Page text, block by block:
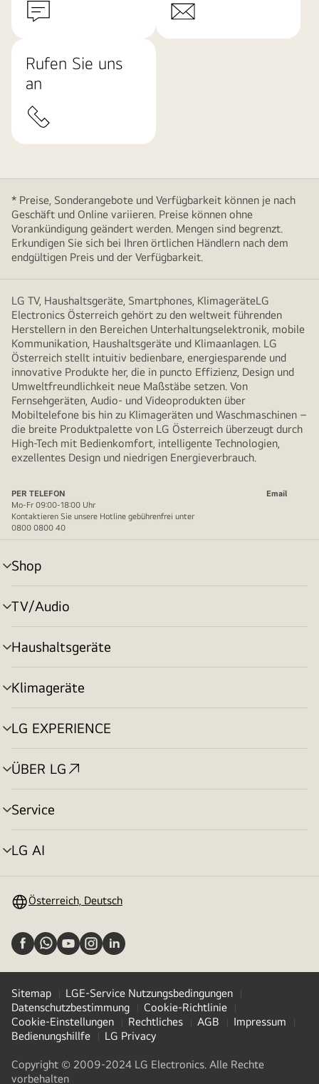
Rufen Sie uns
an
* Preise, Sonderangebote und Verfügbarkeit können je nach
Geschäft und Online variieren. Preise können ohne
Vorankündigung geändert werden. Mengen sind begrenzt.
Erkundigen Sie sich bei Ihren örtlichen Händlern nach dem
endgültigen Preis und der Verfügbarkeit.
LG TV, Haushaltsgeräte, Smartphones, KlimageräteLG
Electronics Österreich gehört zu den weltweit führenden
Herstellern in den Bereichen Unterhaltungselektronik, mobile
Kommunikation, Haushaltsgeräte und Klimaanlagen. LG
Österreich stellt intuitiv bedienbare, energiesparende und
innovative Produkte her, die in puncto Effizienz, Design und
Umweltfreundlichkeit neue Maßstäbe setzen. Von
Fernsehgeräten, Audio- und Videoprodukten über
Mobiltelefone bis hin zu Klimageräten und Waschmaschinen –
die breite Produktpalette von LG Österreich überzeugt durch
High-Tech mit Bedienkomfort, intelligente Technologien,
exzellentes Design und niedrigen Energieverbrauch.
PER TELEFON
Email
Mo-Fr 09:00-18:00 Uhr
Kontaktieren Sie unsere Hotline gebührenfrei unter
0800 0800 40
Shop
Menü
umschalten
TV/Audio
Menü
umschalten
Haushaltsgeräte
Menü
umschalten
Klimageräte
Menü
umschalten
LG EXPERIENCE
Menü
umschalten
ÜBER LG
Menü
umschalten
Service
Menü
umschalten
LG AI
Menü
Österreich, Deutsch
Sitemap
LGE-Service Nutzungsbedingungen
Datenschutzbestimmung
Cookie-Richtlinie
Cookie-Einstellungen
Rechtliches AGB
Impressum
Bedienungshillfe
LG Privacy
Copyright © 2009-2024 LG Electronics. Alle Rechte
vorbehalten